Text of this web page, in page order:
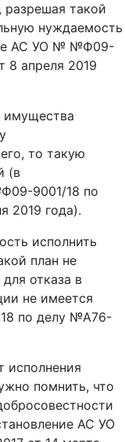
разрешая такой
нуждаемость
АС УО № №Ф09-
8 апреля 2019
имущества
то такую
(в
9001/18 по
2019 года).
исполнить
план не
отказа в
не имеется
по делу №А76-
исполнения
помнить, что
АС УО